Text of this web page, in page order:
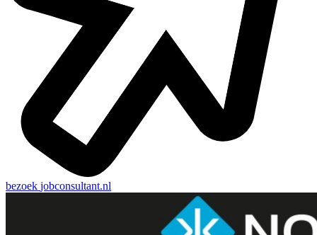
bezoek jobconsultant.nl